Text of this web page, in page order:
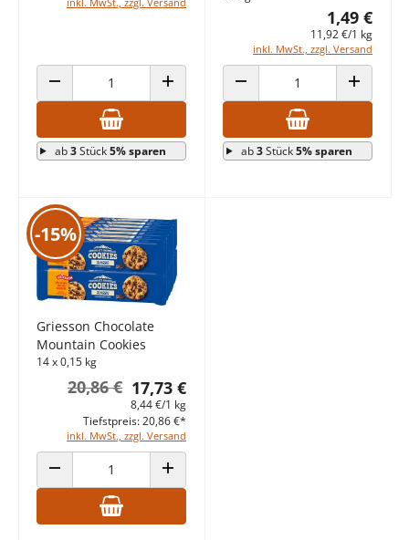
ANZAHL VERRINGERN ANZAHL ERHÖHEN
ab3Stück5% sparen
1,49 €
11,92 €/1 kg
inkl. MwSt., zzgl. Versand
ANZAHL VERRINGERN ANZAHL
ab3Stück5% sparen
-15%
Griesson Chocolate
Mountain Cookies
14 x 0,15 kg
17,73 €
20,86 €
8,44 €/1 kg
inkl. MwSt., zzgl. Versand
Tiefstpreis: 20,86 €*
ANZAHL VERRINGERN ANZAHL ERHÖHEN